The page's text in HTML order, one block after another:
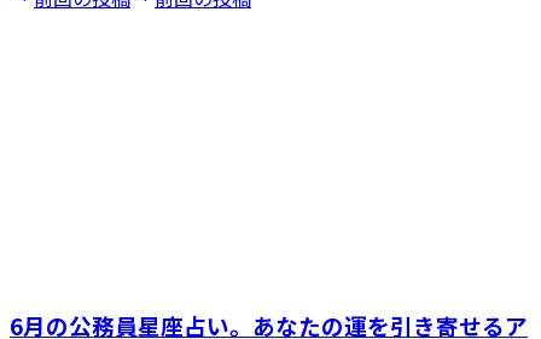
6月の公務員星座占い。あなたの運を引き寄せるア